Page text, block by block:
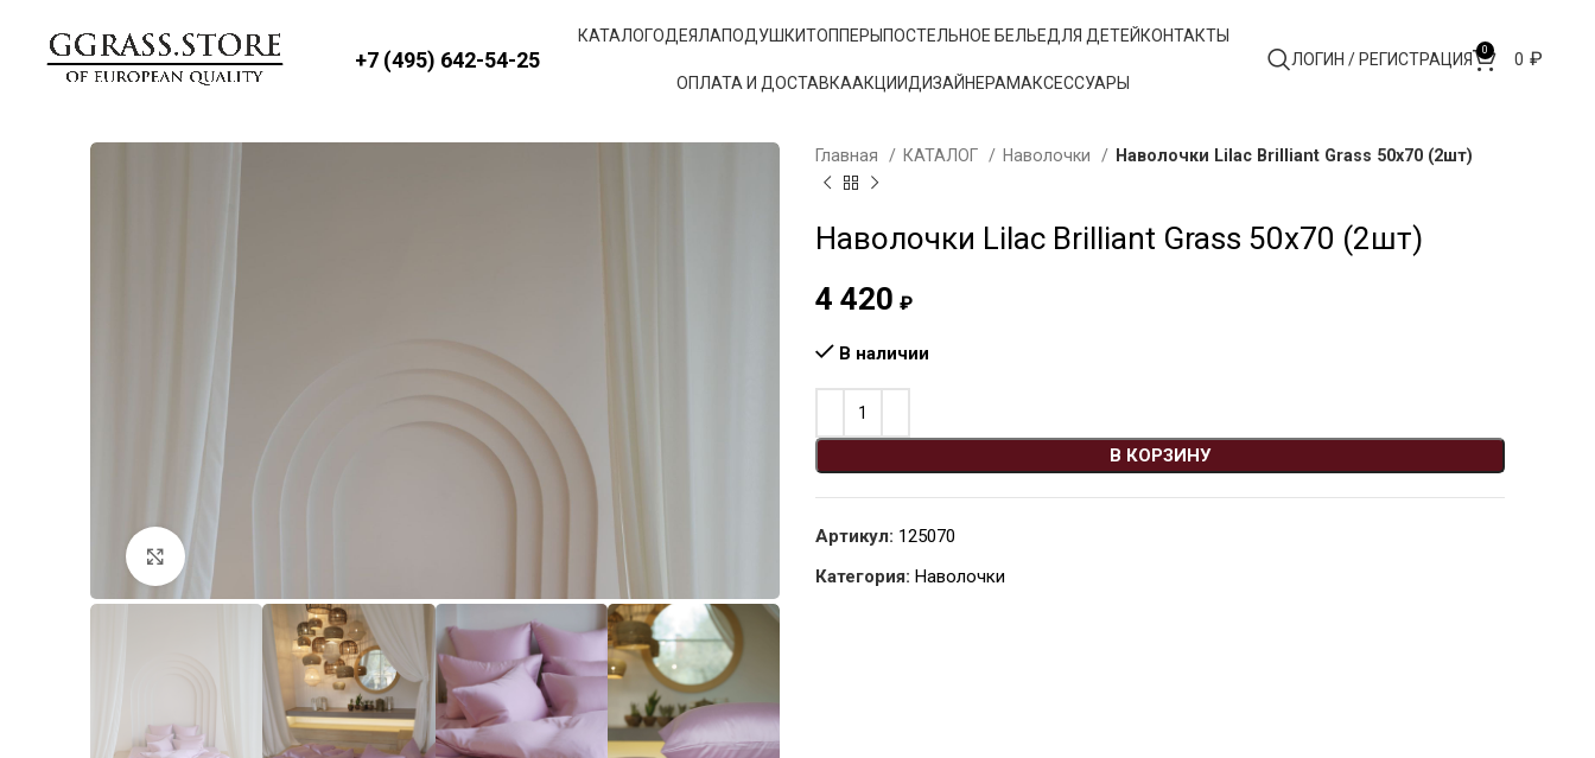
+7 (495) 642-54-25
КАТАЛОГОДЕЯЛАПОДУШКИТОППЕРЫ ПОСТЕЛЬНОЕ БЕЛЬЕДЛЯ ДЕТЕЙ КОНТАКТЫ
ОПЛАТА И ДОСТАВКААКЦИИДИЗАЙНЕРАМАКСЕССУАРЫ
ЛОГИН / РЕГИСТРАЦИЯ 0 0 ₽
Главная КАТАЛОГ Наволочки Наволочки Lilac Brilliant Grass 50х70 (2шт)
Наволочки Lilac Brilliant Grass 50х70 (2шт)
4 420 ₽
В наличии
В КОРЗИНУ
Артикул: 125070
Категория: Наволочки